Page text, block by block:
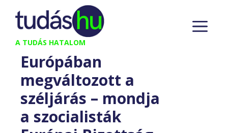
Kilépés
tartalomba
A TUDÁS HATALOM
Európában
megváltozott a
széljárás – mondja
a szocialisták